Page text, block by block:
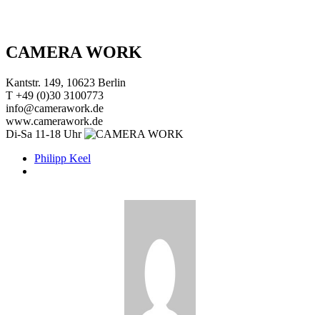
CAMERA WORK
Kantstr. 149, 10623 Berlin
T +49 (0)30 3100773
info@camerawork.de
www.camerawork.de
Di-Sa 11-18 Uhr
Philipp Keel